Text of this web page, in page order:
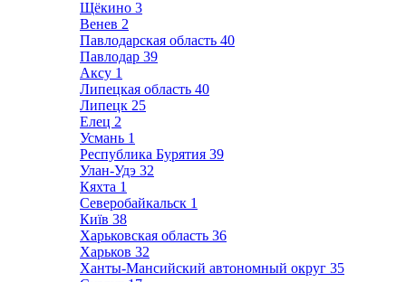
Щёкино 3
Венев 2
Павлодарская область 40
Павлодар 39
Аксу 1
Липецкая область 40
Липецк 25
Елец 2
Усмань 1
Республика Бурятия 39
Улан-Удэ 32
Кяхта 1
Северобайкальск 1
Київ 38
Харьковская область 36
Харьков 32
Ханты-Мансийский автономный округ 35